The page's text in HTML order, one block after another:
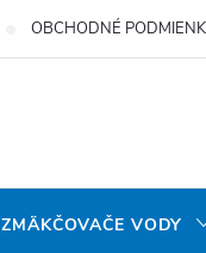
OBCHODNÉ
ZMÄKČOVAČE VODY